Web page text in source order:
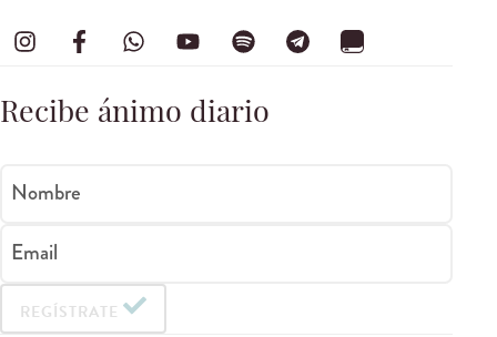
Recibe ánimo diario
Nombre
Email
REGÍSTRATE